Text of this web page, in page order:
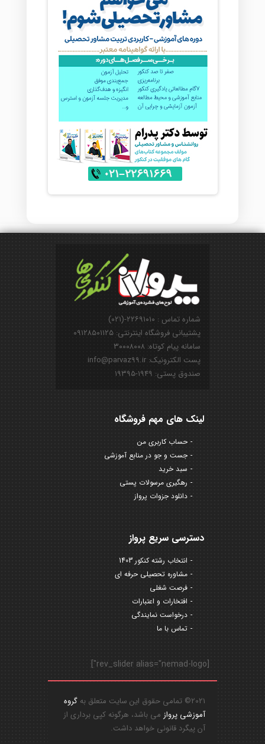
شماره تماس : ۲۲۶۹۱۰۱۰-(۰۲۱)
پشتیبانی فروشگاه اینترنتی: ۰۹۱۲۸۵۰۱۱۲۵
سامانه پیام کوتاه: ۳۰۰۰۸۰۰۸
پست الکترونیک: info@parvaz99.ir
صندوق پستی: ۱۹۴۹-۱۹۳۹۵
لینک های مهم فروشگاه
حساب کاربری من
جست و جو در منابع آموزشی
سبد خرید
رهگیری مرسولات پستی
دانلود جزوات پرواز
دسترسی سریع پرواز
انتخاب رشته کنکور 1403
مشاوره تحصیلی حرفه ای
فرصت شغلی
افتخارات و اعتبارات
درخواست نمایندگی
تماس با ما
[rev_slider alias="nemad-logo"]
2021© تمامی حقوق این سایت متعلق به
گروه
آموزشی پرواز می باشد، هرگونه کپی برداری از
آن پیگرد قانونی خواهد داشت.